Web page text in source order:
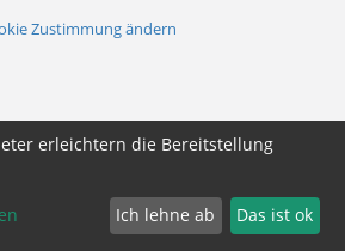
Zustimmung ändern
erleichtern die Bereitstellung
Ich lehne ab Das ist ok